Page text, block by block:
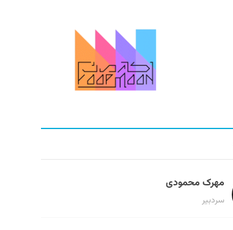
مهرک محمودی
سردبیر